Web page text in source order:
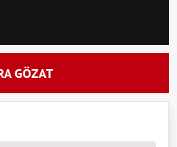
GÖZAT